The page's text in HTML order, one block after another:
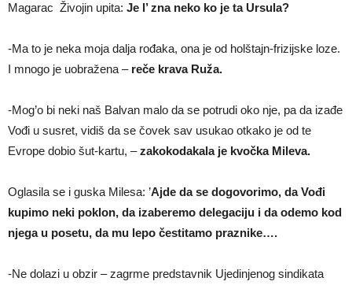
Magarac Živojin upita: Je l’ zna neko ko je ta Ursula?
-Ma to je neka moja dalja rođaka, ona je od holštajn-frizijske loze.
I mnogo je uobražena – reče krava Ruža.
-Mog’o bi neki naš Balvan malo da se potrudi oko nje, pa da izađe
Vođi u susret, vidiš da se čovek sav usukao otkako je od te
Evrope dobio šut-kartu, –zakokodakala je kvočka Mileva.
Oglasila se i guska Milesa: ’Ajde da se dogovorimo, da Vođi
kupimo neki poklon, da izaberemo delegaciju i da odemo kod
njega u posetu, da mu lepo čestitamo praznike….
-Ne dolazi u obzir – zagrme predstavnik Ujedinjenog sindikata